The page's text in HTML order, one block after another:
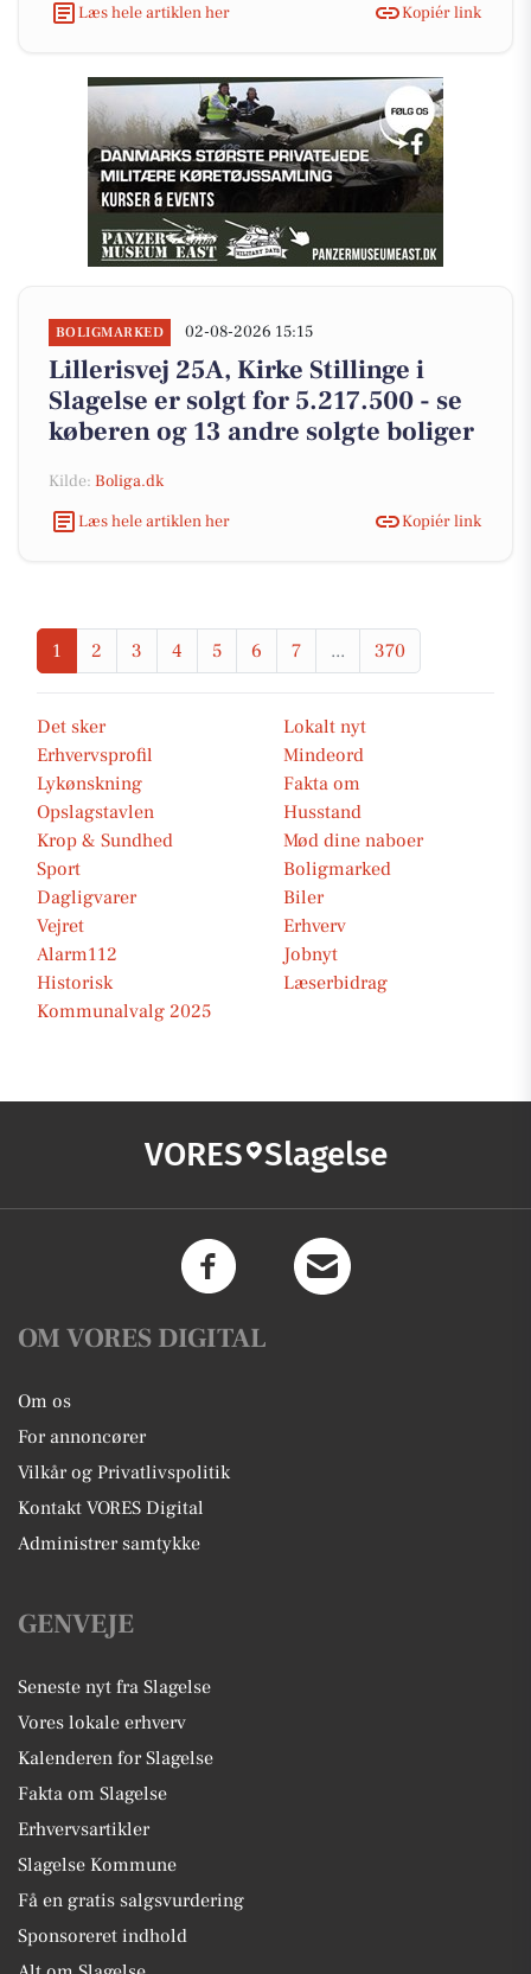
Læs hele artiklen her Kopiér link
BOLIGMARKED 02-08-2026 15:15
Lillerisvej 25A, Kirke Stillinge i
Slagelse er solgt for 5.217.500 - se
køberen og 13 andre solgte boliger
Kilde: Boliga.dk
Læs hele artiklen her
Kopiér link
1 2 3 4 5 6 7 ... 370
Det sker
Lokalt nyt
Erhvervsprofil
Mindeord
Lykønskning
Fakta om
Opslagstavlen
Husstand
Krop & Sundhed
Mød dine naboer
Sport
Boligmarked
Dagligvarer
Biler
Vejret
Erhverv
Alarm112
Jobnyt
Historisk
Læserbidrag
Kommunalvalg 2025
VORES Slagelse
OM VORES DIGITAL
Om os
For annoncører
Vilkår og Privatlivspolitik
Kontakt VORES Digital
Administrer samtykke
GENVEJE
Seneste nyt fra Slagelse
Vores lokale erhverv
Kalenderen for Slagelse
Fakta om Slagelse
Erhvervsartikler
Slagelse Kommune
Få en gratis salgsvurdering
Sponsoreret indhold